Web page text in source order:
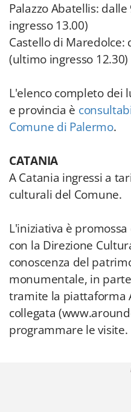
Palazzo Abatellis:
ingresso 13.00)
Castello di Maredolce:
(ultimo ingresso 12.30)
L'elenco completo dei
e provincia è
Comune di Palermo.
CATANIA
A Catania ingressi a
culturali del Comune.
L'iniziativa è
con la Direzione
conoscenza del
monumentale, in
tramite la piattaforma
collegata
programmare le visite.